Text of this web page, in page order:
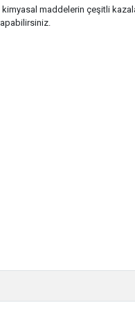
kimyasal maddelerin çeşitli